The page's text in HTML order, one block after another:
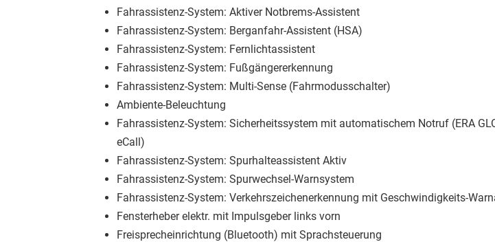
Fahrassistenz-System: Aktiver Notbrems-Assistent
Fahrassistenz-System: Berganfahr-Assistent (HSA)
Fahrassistenz-System: Fernlichtassistent
Fahrassistenz-System: Fußgängererkennung
Fahrassistenz-System: Multi-Sense (Fahrmodusschalter)
Ambiente-Beleuchtung
Fahrassistenz-System: Sicherheitssystem mit automatischem Notruf (ERA
eCall)
Fahrassistenz-System: Spurhalteassistent Aktiv
Fahrassistenz-System: Spurwechsel-Warnsystem
Fahrassistenz-System: Verkehrszeichenerkennung mit Geschwindigkeits-
Fensterheber elektr. mit Impulsgeber links vorn
Freisprecheinrichtung (Bluetooth) mit Sprachsteuerung